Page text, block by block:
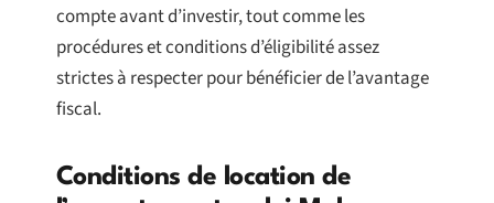
compte avant d’investir, tout comme les
procédures et conditions d’éligibilité assez
strictes à respecter pour bénéficier de l’avantage
fiscal.
Conditions de location de